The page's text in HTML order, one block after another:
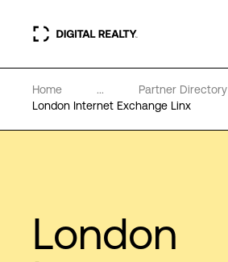
데이터 센터
Home ...
Partner Directory
London Internet Exchange Linx
London